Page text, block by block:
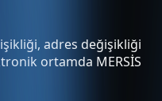
adres değişikliği
ortamda MERSİS